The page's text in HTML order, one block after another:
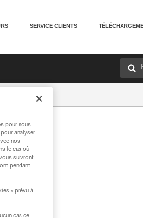
SERVICE CLIENTS
pour nous
analyser
nos
le cas où
suivront
pendant
» prévu à
cas ce